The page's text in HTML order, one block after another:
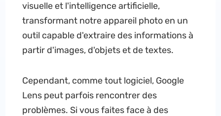
visuelle et l'intelligence artificielle,
transformant notre appareil photo en un
outil capable d'extraire des informations à
partir d'images, d'objets et de textes.
Cependant, comme tout logiciel, Google
Lens peut parfois rencontrer des
problèmes. Si vous faites face à des